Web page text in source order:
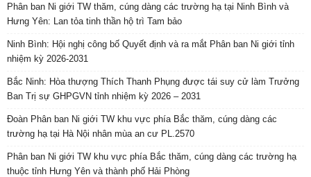
Phân ban Ni giới TW thăm, cúng dàng các trường hạ tại Ninh Bình và
Hưng Yên: Lan tỏa tinh thần hộ trì Tam bảo
Ninh Bình: Hội nghị công bố Quyết định và ra mắt Phân ban Ni giới tỉnh
nhiệm kỳ 2026-2031
Bắc Ninh: Hòa thượng Thích Thanh Phụng được tái suy cử làm Trưởng
Ban Trị sự GHPGVN tỉnh nhiệm kỳ 2026 – 2031
Đoàn Phân ban Ni giới TW khu vực phía Bắc thăm, cúng dàng các
trường hạ tại Hà Nội nhân mùa an cư PL.2570
Phân ban Ni giới TW khu vực phía Bắc thăm, cúng dàng các trường hạ
thuộc tỉnh Hưng Yên và thành phố Hải Phòng